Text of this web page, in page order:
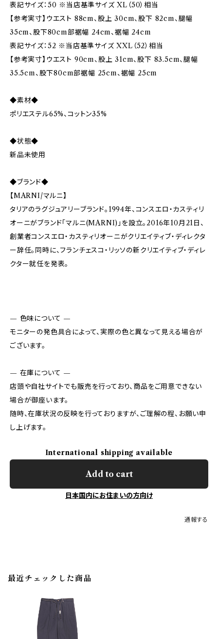
表記サイズ：50 ※当店基準サイズ XL（50）相当
【参考実寸】ウエスト 88cm、股上 30cm、股下 82cm、腿幅
35cm、股下80cm部裾幅 24cm、裾幅 24cm
表記サイズ：52 ※当店基準サイズ XXL（52）相当
【参考実寸】ウエスト 90cm、股上 31cm、股下 83.5cm、腿幅
35.5cm、股下80cm部裾幅 25cm、裾幅 25cm
◆素材◆
ポリエステル65%、コットン35%
◆状態◆
新品未使用
◆ブランド◆
【MARNI/マルニ】
タリアのラグジュアリーブランド。1994年、コンスエロ・カスティリ
オーニがブランド「マルニ(MARNI)」を設立。2016年10月21日、
創業者コンスエロ・カスティリオーニがクリエイティブ・ディレクタ
ー辞任。同時に、フランチェスコ・リッソの新クリエイティブ・ディレ
クター就任を発表。
— 色味について —
モニターの発色具合によって、実際の色と異なって見える場合が
ございます。
— 在庫について —
店頭や自社サイトでも販売を行っており、商品をご用意できない
場合が御座います。
随時、在庫状況の反映を行っておりますが、ご理解の程、お願い申
し上げます。
International shipping available
Add to cart
日本国内にお住まいの方向け
通報する
最近チェックした商品